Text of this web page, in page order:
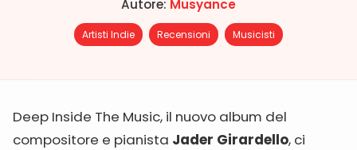
Autore: Musyance
Artisti Indie Recensioni Musicisti
Deep Inside The Music, il nuovo album del
compositore e pianista Jader Girardello, ci